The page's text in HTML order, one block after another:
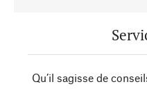
Qu’il sagisse de